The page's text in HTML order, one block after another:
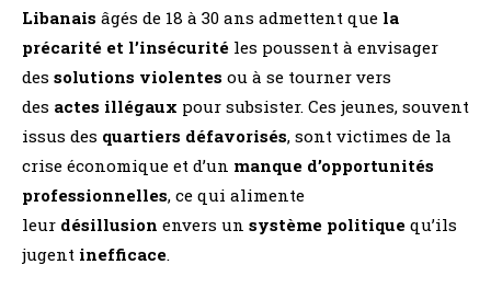
Libanais âgés de 18 à 30 ans admettent que la
précarité et l’insécurité les poussent à envisager
des solutions violentes ou à se tourner vers
des actes illégaux pour subsister. Ces jeunes, souvent
issus des quartiers défavorisés, sont victimes de la
crise économique et d’un manque d’opportunités
professionnelles, ce qui alimente
leur désillusion envers un système politique qu’ils
jugent inefficace.